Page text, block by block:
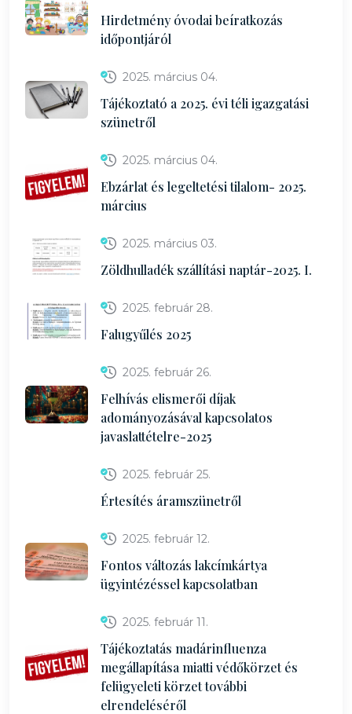
Hirdetmény óvodai beíratkozás
időpontjáról
2025. március 04.
Tájékoztató a 2025. évi téli igazgatási
szünetről
2025. március 04.
Ebzárlat és legeltetési tilalom- 2025.
március
2025. március 03.
Zöldhulladék szállítási naptár-2025. I.
2025. február 28.
Falugyűlés 2025
2025. február 26.
Felhívás elismerői díjak
adományozásával kapcsolatos
javaslattételre-2025
2025. február 25.
Értesítés áramszünetről
2025. február 12.
Fontos változás lakcímkártya
ügyintézéssel kapcsolatban
2025. február 11.
Tájékoztatás madárinfluenza
megállapítása miatti védőkörzet és
felügyeleti körzet további
elrendeléséről